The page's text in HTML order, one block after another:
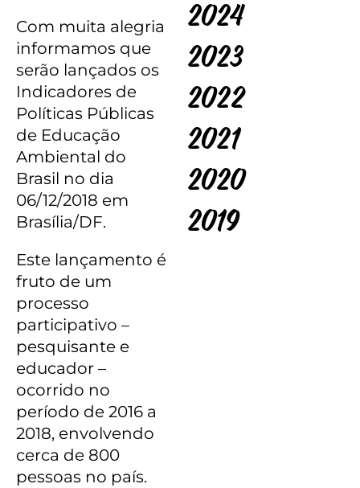
2024
2023
2022
2021
2020
2019
Com muita alegria
informamos que
serão lançados os
Indicadores de
Políticas Públicas
de Educação
Ambiental do
Brasil no dia
06/12/2018 em
Brasília/DF.
Este lançamento é
fruto de um
processo
participativo –
pesquisante e
educador –
ocorrido no
período de 2016 a
2018, envolvendo
cerca de 800
pessoas no país.